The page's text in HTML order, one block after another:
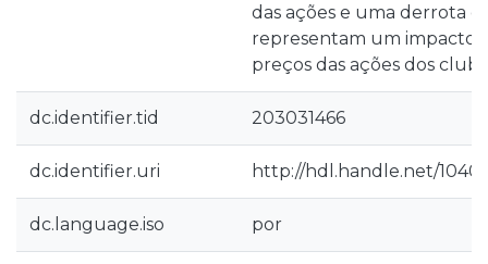
das ações e uma derrota
representam um impacto
preços das ações dos
dc.identifier.tid 203031466
dc.identifier.uri http://hdl.handle.net/
dc.language.iso por